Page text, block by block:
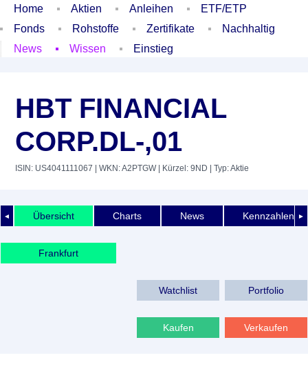
Home Aktien Anleihen
ETF/ETP
Fonds
Rohstoffe Zertifikate
Nachhaltig
News
Wissen Einstieg
HBT FINANCIAL
CORP.DL-,01
ISIN: US4041111067 | WKN: A2PTGW| Kürzel: 9ND | Typ: Aktie
◄ ►
Übersicht Charts News Kennzahlen
Frankfurt
Watchlist Portfolio
Kaufen Verkaufen